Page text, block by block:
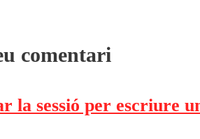
comentari
la sessió per escriure